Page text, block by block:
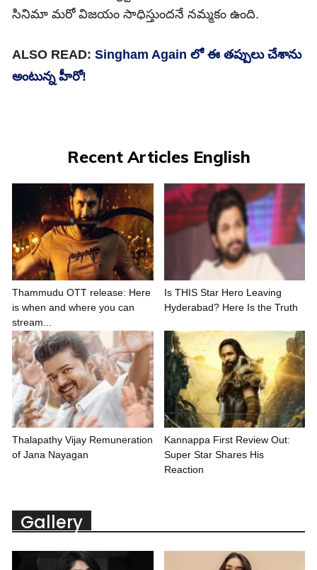
సినిమా మరో విజయం సాధిస్తుందనే నమ్మకం ఉంది.
ALSO READ: Singham Again లో ఈ తప్పులు చేశాను
అంటున్న హీరో!
Recent Articles English
Thammudu OTT release: Here
is when and where you can
stream...
Is THIS Star Hero Leaving
Hyderabad? Here Is the Truth
Thalapathy Vijay Remuneration
of Jana Nayagan
Kannappa First Review Out:
Super Star Shares His
Reaction
Gallery